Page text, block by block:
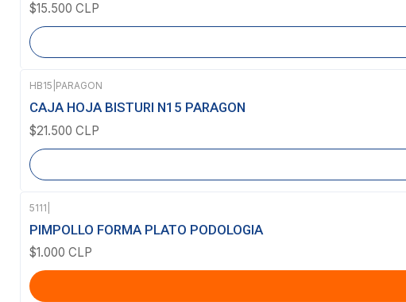
$15.500 CLP
Agotado
HB15 PARAGON
CAJA HOJA BISTURI N15 PARAGON
$21.500 CLP
5111
PIMPOLLO FORMA PLATO PODOLOGIA
$1.000 CLP